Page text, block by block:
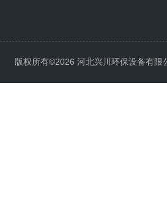
版权所有©2026 河北兴川环保设备有